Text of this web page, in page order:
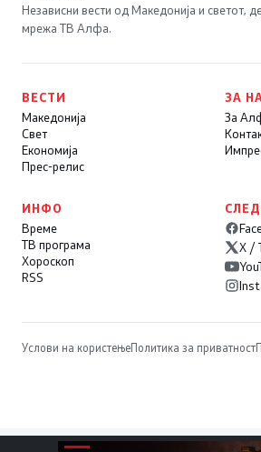
Независни вести од Македонија и светот,
мрежа ТВ Алфа.
ВЕСТИ
Македонија
Свет
Економија
Прес-релис
ЗА
За
ИНФО
Време
ТВ програма
Хороскоп
RSS
X /
Услови на користењеПолитика за приватност